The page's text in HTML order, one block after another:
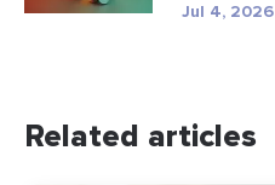
Jul 4, 2026
Related articles